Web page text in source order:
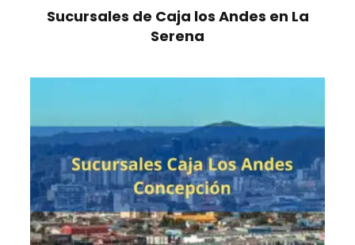
Sucursales de Caja los Andes en La
Serena